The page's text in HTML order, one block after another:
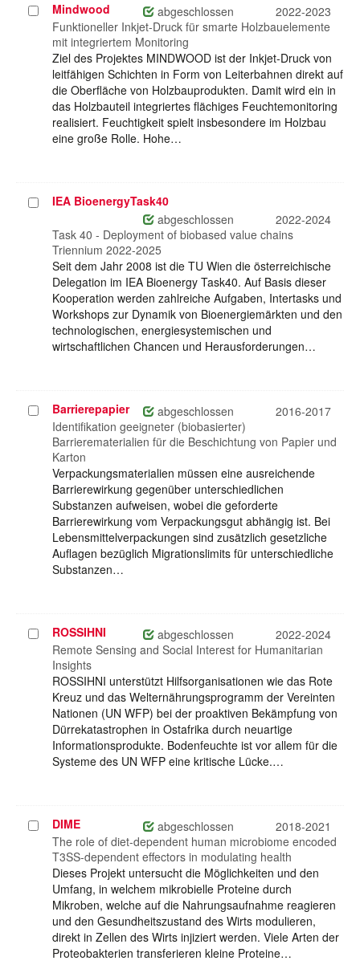
Projekt
auswählen
Mindwood abgeschlossen
2022-2023
Funktioneller Inkjet-Druck für smarte Holzbauelemente
mit integriertem Monitoring
Ziel des Projektes MINDWOOD ist der Inkjet-Druck von
leitfähigen Schichten in Form von Leiterbahnen direkt auf
die Oberfläche von Holzbauprodukten. Damit wird ein in
das Holzbauteil integriertes flächiges Feuchtemonitoring
realisiert. Feuchtigkeit spielt insbesondere im Holzbau
eine große Rolle. Hohe…
ProjektIEA BioenergyTask40
abgeschlossen
2022-2024
Task 40 - Deployment of biobased value chains
Triennium 2022-2025
Seit dem Jahr 2008 ist die TU Wien die österreichische
Delegation im IEA Bioenergy Task40. Auf Basis dieser
Kooperation werden zahlreiche Aufgaben, Intertasks und
Workshops zur Dynamik von Bioenergiemärkten und den
technologischen, energiesystemischen und
wirtschaftlichen Chancen und Herausforderungen…
Projekt
auswählen
Barrierepapier abgeschlossen
2016-2017
Identifikation geeigneter (biobasierter)
Barrierematerialien für die Beschichtung von Papier und
Karton
Verpackungsmaterialien müssen eine ausreichende
Barrierewirkung gegenüber unterschiedlichen
Substanzen aufweisen, wobei die geforderte
Barrierewirkung vom Verpackungsgut abhängig ist. Bei
Lebensmittelverpackungen sind zusätzlich gesetzliche
Auflagen bezüglich Migrationslimits für unterschiedliche
Substanzen…
Projekt
auswählen
ROSSIHNI abgeschlossen
2022-2024
Remote Sensing and Social Interest for Humanitarian
Insights
ROSSIHNI unterstützt Hilfsorganisationen wie das Rote
Kreuz und das Welternährungsprogramm der Vereinten
Nationen (UN WFP) bei der proaktiven Bekämpfung von
Dürrekatastrophen in Ostafrika durch neuartige
Informationsprodukte. Bodenfeuchte ist vor allem für die
Systeme des UN WFP eine kritische Lücke.…
Projekt
auswählen
DIME abgeschlossen
2018-2021
The role of diet-dependent human microbiome encoded
T3SS-dependent effectors in modulating health
Dieses Projekt untersucht die Möglichkeiten und den
Umfang, in welchem mikrobielle Proteine durch
Mikroben, welche auf die Nahrungsaufnahme reagieren
und den Gesundheitszustand des Wirts modulieren,
direkt in Zellen des Wirts injiziert werden. Viele Arten der
Proteobakterien transferieren kleine Proteine…